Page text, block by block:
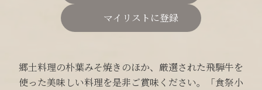
郷土料理の朴葉みそ焼きのほか、厳選された飛騨牛を
使った美味しい料理を是非ご賞味ください。「食祭小
マイリストに登録